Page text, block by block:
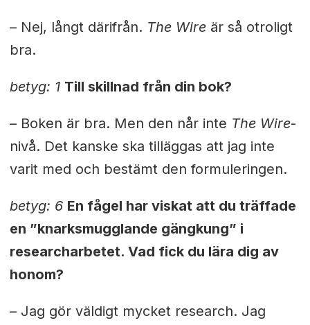
– Nej, långt därifrån. The Wireär så otroligt
bra.
betyg: 1 Till skillnad från din bok?
– Boken är bra. Men den når inte The Wire-
nivå. Det kanske ska tilläggas att jag inte
varit med och bestämt den formuleringen.
betyg: 6 En fågel har viskat att du träffade
en ”knarksmugglande gängkung” i
researcharbetet. Vad fick du lära dig av
honom?
– Jag gör väldigt mycket research. Jag